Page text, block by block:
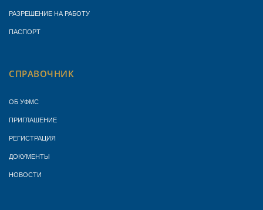
РАЗРЕШЕНИЕ НА РАБОТУ
ПАСПОРТ
СПРАВОЧНИК
ОБ УФМС
ПРИГЛАШЕНИЕ
РЕГИСТРАЦИЯ
ДОКУМЕНТЫ
НОВОСТИ